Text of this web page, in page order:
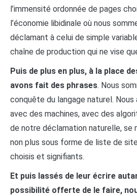
l’immensité ordonnée de pages
l’économie libidinale où nous
déclamant à celui de simple
chaîne de production qui ne vise
Puis de plus en plus, à la place
avons fait des phrases. Nous
conquête du langage naturel. Nous
avec des machines, avec des
de notre déclamation naturelle, se
non plus sous forme de liste de
choisis et signifiants.
Et puis lassés de leur écrire
possibilité offerte de le faire,